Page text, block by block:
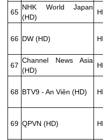
65
NHK World Japan
(HD)
66 DW (HD)
67
Channel News Asia
(HD)
68 BTV9 - An Viên (HD)
69 QPVN (HD)